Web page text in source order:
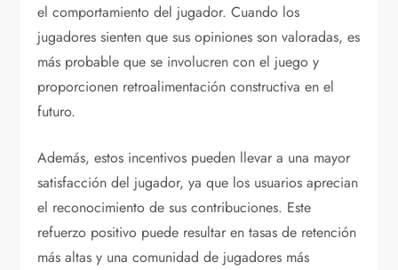
el comportamiento del jugador. Cuando los
jugadores sienten que sus opiniones son valoradas, es
más probable que se involucren con el juego y
proporcionen retroalimentación constructiva en el
futuro.
Además, estos incentivos pueden llevar a una mayor
satisfacción del jugador, ya que los usuarios aprecian
el reconocimiento de sus contribuciones. Este
refuerzo positivo puede resultar en tasas de retención
más altas y una comunidad de jugadores más